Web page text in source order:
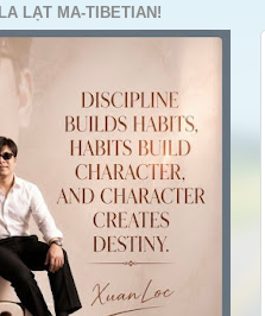
LẠT MA-TIBETIAN!